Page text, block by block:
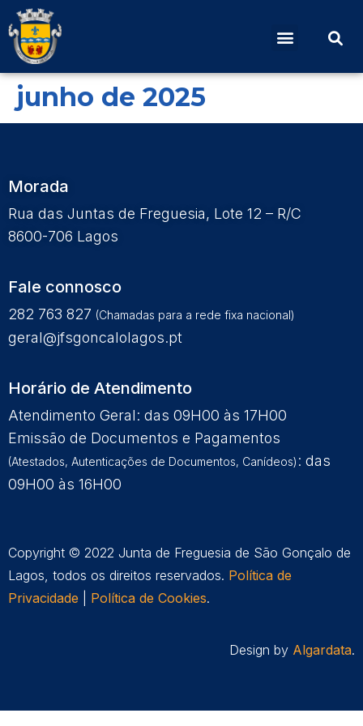
Edital Nº 17 – Reunião
Extraordinária – 23 de
junho de 2025
Morada
Rua das Juntas de Freguesia, Lote 12 – R/C
8600-706 Lagos
Fale connosco
282 763 827 (Chamadas para a rede fixa nacional)
geral@jfsgoncalolagos.pt
Horário de Atendimento
Atendimento Geral: das 09H00 às 17H00
Emissão de Documentos e Pagamentos
(Atestados, Autenticações de Documentos, Canídeos) : das
09H00 às 16H00
Copyright © 2022 Junta de Freguesia de São Gonçalo de
Lagos, todos os direitos reservados. Política de
Privacidade
Política de Cookies.
Design by Algardata.